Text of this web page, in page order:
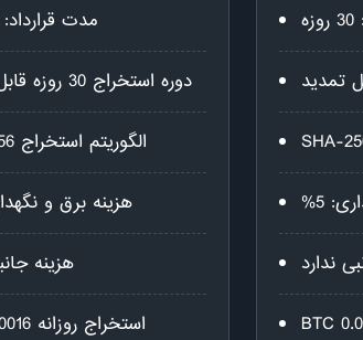
مدت قرارداد: 30 روزه
دوره استخراج 30 روزه قابل تمدید
الگوریتم استخراج SHA-256
هزینه برق و
هزینه
استخراج روزانه 0.0016 BTC
5%
ندارد